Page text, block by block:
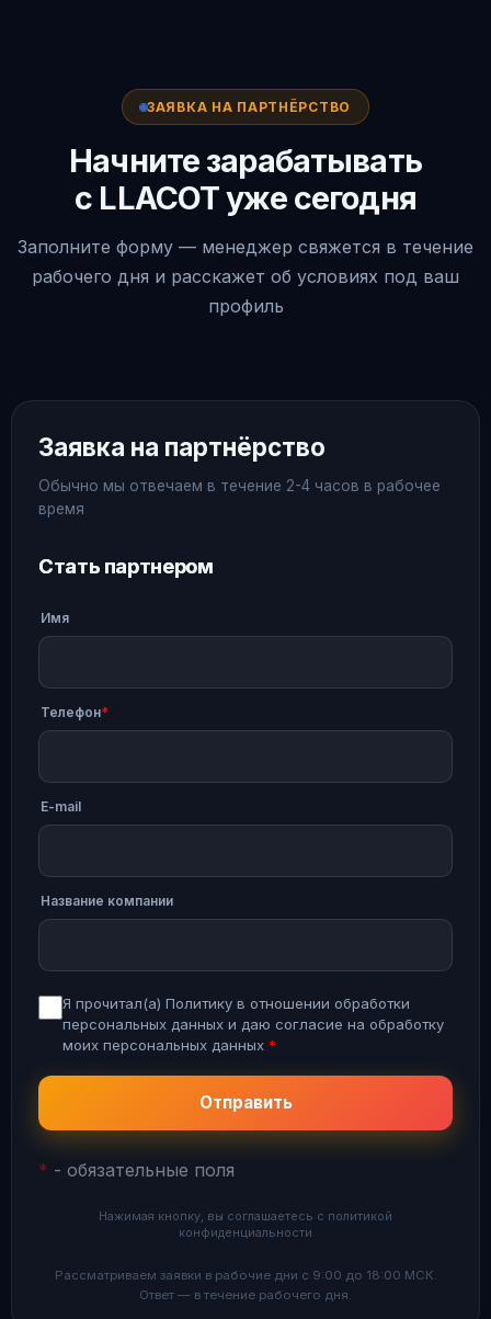
ЗАЯВКА НА ПАРТНЁРСТВО
Начните зарабатывать
с LLACOT уже сегодня
Заполните форму — менеджер свяжется в течение
рабочего дня и расскажет об условиях под ваш
профиль
Заявка на партнёрство
Обычно мы отвечаем в течение 2-4 часов в рабочее
время
Стать партнером
Имя
Телефон*
Е-mail
Название компании
Я прочитал(а) Политику в отношении обработки
персональных данных и даю согласие на обработку
моих персональных данных *
* - обязательные поля
Нажимая кнопку, вы соглашаетесь с политикой
конфиденциальности
Рассматриваем заявки в рабочие дни с 9:00 до 18:00 МСК.
Ответ — в течение рабочего дня.